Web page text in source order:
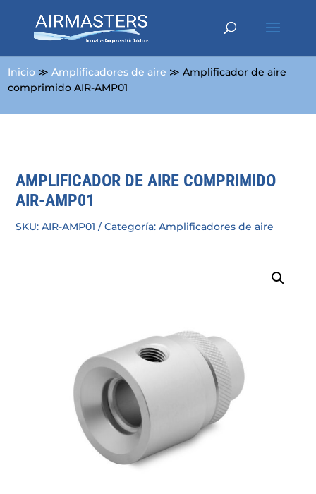
Inicio ≫Amplificadores de aire ≫ Amplificador de aire
comprimido AIR-AMP01
AMPLIFICADOR DE AIRE COMPRIMIDO
AIR-AMP01
SKU:AIR-AMP01 Categoría:Amplificadores de aire